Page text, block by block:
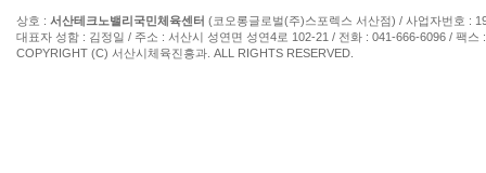
상호 : 서산테크노밸리국민체육센터 (코오롱글로벌(주)스포렉스 서산점) / 사업자번호 :
대표자 성함 : 김정일 / 주소 : 서산시 성연면 성연4로 102-21 / 전화 : 041-666-6096 / 팩스
COPYRIGHT (C) 서산시체육진흥과. ALL RIGHTS RESERVED.